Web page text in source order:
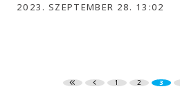
2023. SZEPTEMBER 28. 13:02
1 2 3